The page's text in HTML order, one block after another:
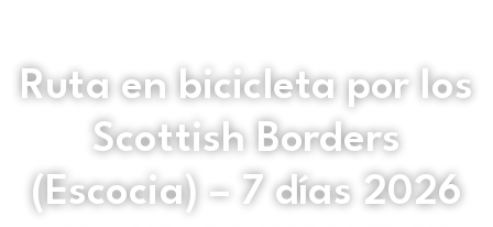
Ruta en bicicleta por los
Scottish Borders
(Escocia) – 7 días 2026